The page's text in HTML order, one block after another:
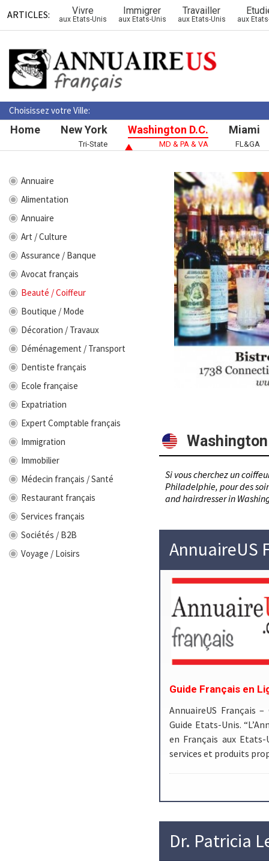
ARTICLES: Vivre
aux Etats-Unis
Immigrer
aux Etats-Unis
Travailler
aux Etats-Unis aux
Choisissez votre Ville:
Home New York
Tri-State
Washington D.C.
MD & PA & VA
Miami
FL&GA
Annuaire
Alimentation
Annuaire
Art / Culture
Assurance / Banque
Avocat français
Beauté / Coiffeur
Boutique / Mode
Décoration / Travaux
Déménagement / Transport
Dentiste français
Ecole française
Expatriation
Expert Comptable français
Immigration
Immobilier
Médecin français / Santé
Restaurant français
Services français
Sociétés / B2B
Voyage / Loisirs
Washington
Si vous cherchez un
Philadelphie, pour des
and hairdresser in
AnnuaireUS
Guide Français en
AnnuaireUS Français
Guide Etats-Unis.
en Français aux
services et produits
Dr. Patricia